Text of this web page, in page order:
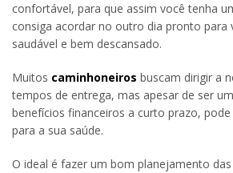
confortável, para que assim você tenha
consiga acordar no outro dia pronto para
saudável e bem descansado.
Muitos caminhoneiros buscam dirigir a
tempos de entrega, mas apesar de ser
benefícios financeiros a curto prazo,
para a sua saúde.
O ideal é fazer um bom planejamento das